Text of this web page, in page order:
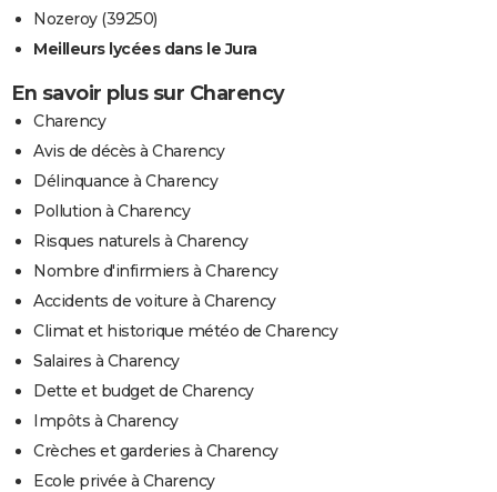
Nozeroy (39250)
Meilleurs lycées dans le Jura
En savoir plus sur Charency
Charency
Avis de décès à Charency
Délinquance à Charency
Pollution à Charency
Risques naturels à Charency
Nombre d'infirmiers à Charency
Accidents de voiture à Charency
Climat et historique météo de Charency
Salaires à Charency
Dette et budget de Charency
Impôts à Charency
Crèches et garderies à Charency
Ecole privée à Charency